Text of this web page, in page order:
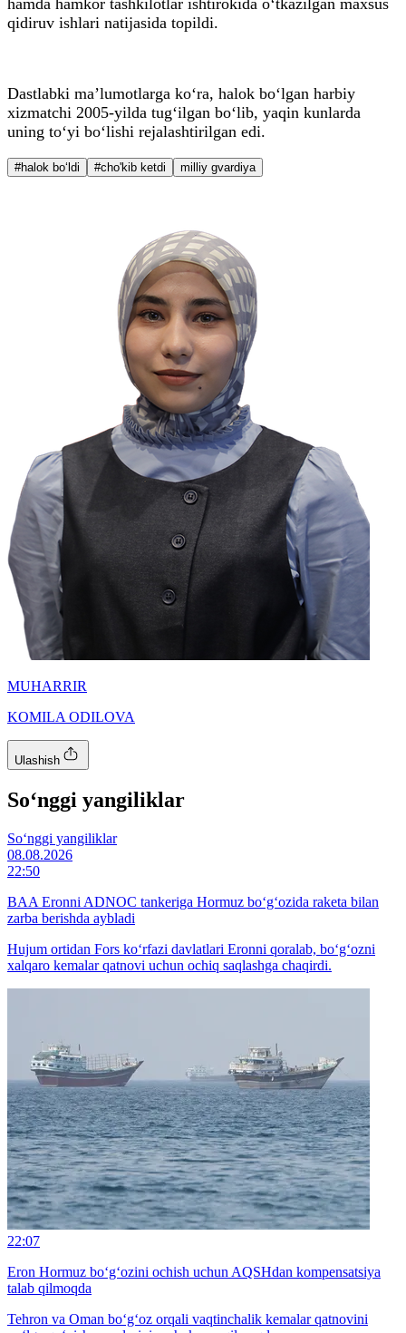
qidiruv ishlari natijasida topildi.
Dastlabki ma’lumotlarga ko‘ra, halok bo‘lgan harbiy
xizmatchi 2005-yilda tug‘ilgan bo‘lib, yaqin kunlarda
uning to‘yi bo‘lishi rejalashtirilgan edi.
#halok bo‘ldi #cho'kib ketdi milliy gvardiya
MUHARRIR
KOMILA ODILOVA
Ulashish
So‘nggi yangiliklar
So‘nggi yangiliklar
08.08.2026
22:50
BAA Eronni ADNOC tankeriga Hormuz bo‘g‘ozida raketa bilan
zarba berishda aybladi
Hujum ortidan Fors ko‘rfazi davlatlari Eronni qoralab, bo‘g‘ozni
xalqaro kemalar qatnovi uchun ochiq saqlashga chaqirdi.
22:07
Eron Hormuz bo‘g‘ozini ochish uchun AQSHdan kompensatsiya
talab qilmoqda
Tehron va Oman bo‘g‘oz orqali vaqtinchalik kemalar qatnovini